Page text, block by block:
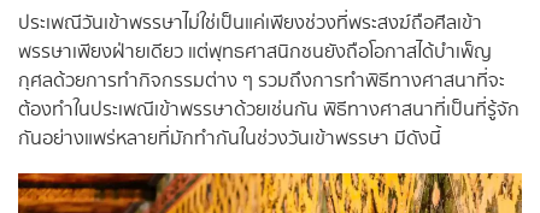
ประเพณีวันเข้าพรรษาไม่ใช่เป็นแค่เพียงช่วงที่พระสงฆ์ถือศีลเข้า
พรรษาเพียงฝ่ายเดียว แต่พุทธศาสนิกชนยังถือโอกาสได้บำเพ็ญ
กุศลด้วยการทำกิจกรรมต่าง ๆ รวมถึงการทำพิธีทางศาสนาที่จะ
ต้องทำในประเพณีเข้าพรรษาด้วยเช่นกัน พิธีทางศาสนาที่เป็นที่รู้จัก
กันอย่างแพร่หลายที่มักทำกันในช่วงวันเข้าพรรษา มีดังนี้